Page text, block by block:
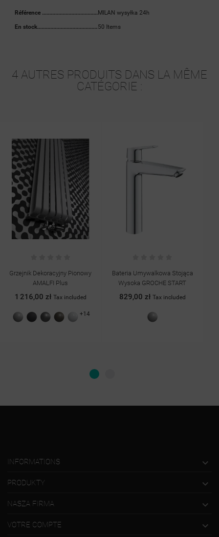
Référence MILAN wysyłka 24h
En stock 50 Items
4 AUTRES PRODUITS DANS LA MÊME
CATÉGORIE :
Grzejnik Dekoracyjny Pionowy
AMALFI Plus
1 216,00 zł Tax included
Szary
struktura
GrafitAntracyt
struktura
Quartz
II
Biały
połysk
+14
Bateria Umywalkowa Stojąca
Wysoka GROCHE START
829,00 zł Tax included
INFORMATIONS 
PRODUKTY 
NASZA FIRMA 
VOTRE COMPTE 